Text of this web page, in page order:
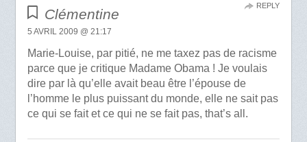
Clémentine
5 AVRIL 2009 @ 21:17
Marie-Louise, par pitié, ne me taxez pas de racisme
parce que je critique Madame Obama ! Je voulais
dire par là qu’elle avait beau être l’épouse de
l’homme le plus puissant du monde, elle ne sait pas
ce qui se fait et ce qui ne se fait pas, that’s all.
REPLY